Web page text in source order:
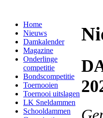
Home
Nieuws
Damkalender
Magazine
Onderlinge
competitie
Bondscompetitie
Toernooien
Toernooi uitslagen
LK Sneldammen
Schooldammen